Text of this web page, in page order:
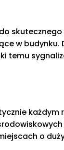
w budynku.
temu
każdym
o